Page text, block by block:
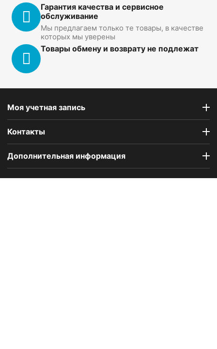
Гарантия качества и сервисное
обслуживание
Мы предлагаем только те товары, в качестве
которых мы уверены
Товары обмену и возврату не подлежат
Моя учетная запись
Контакты
Дополнительная информация